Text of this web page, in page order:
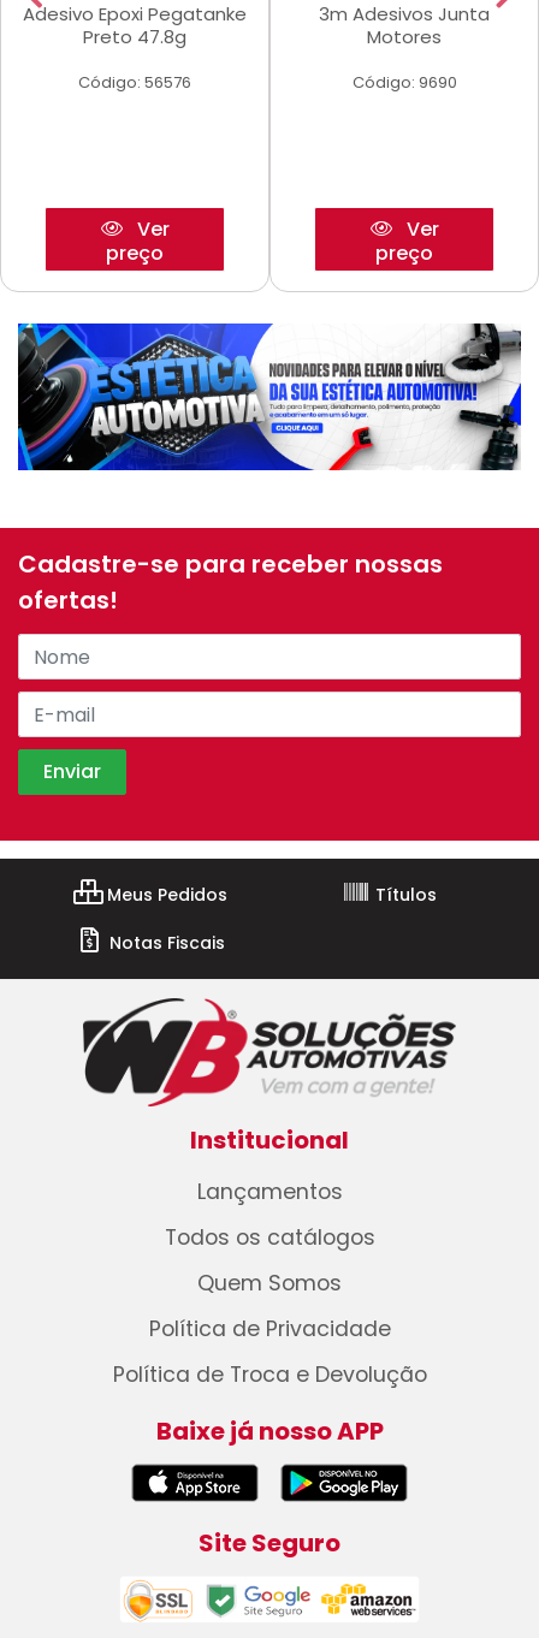
Adesivo Epoxi Pegatanke
Preto 47.8g
Código: 56576
Ver
preço
3m Adesivos Junta
Motores
Código: 9690
Ver
preço
Cadastre-se para receber nossas
ofertas!
Meus Pedidos
Títulos
Notas Fiscais
Institucional
Lançamentos
Todos os catálogos
Quem Somos
Política de Privacidade
Política de Troca e Devolução
Baixe já nosso APP
Site Seguro